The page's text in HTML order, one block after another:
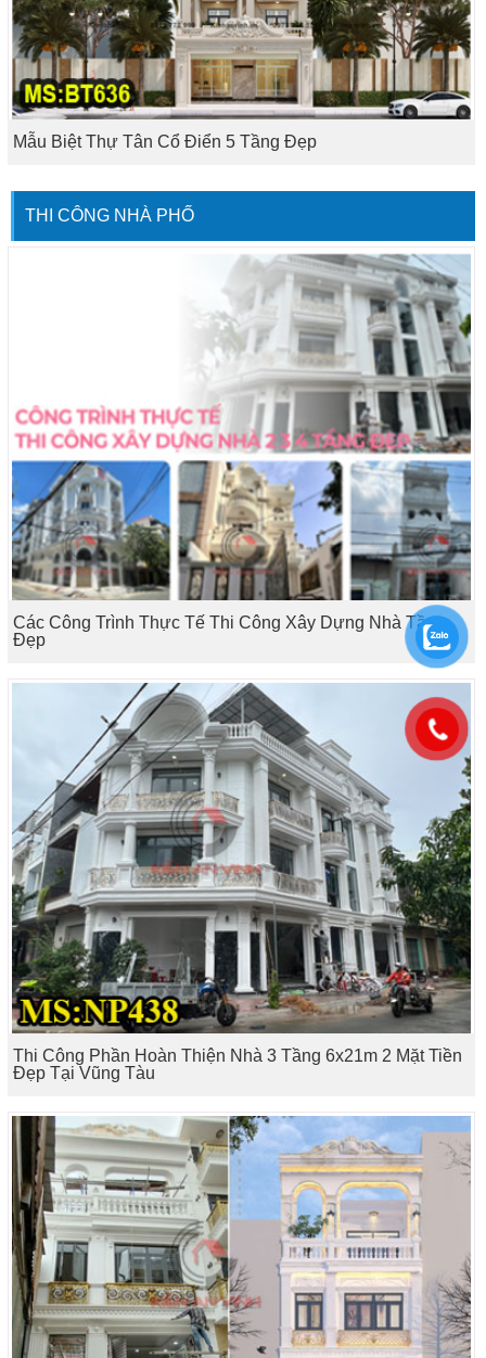
Mẫu Biệt Thự Tân Cổ Điển 5 Tầng Đẹp
THI CÔNG NHÀ PHỐ
Các Công Trình Thực Tế Thi Công Xây Dựng Nhà Tầng
Đẹp
Thi Công Phần Hoàn Thiện Nhà 3 Tầng 6x21m 2 Mặt Tiền
Đẹp Tại Vũng Tàu